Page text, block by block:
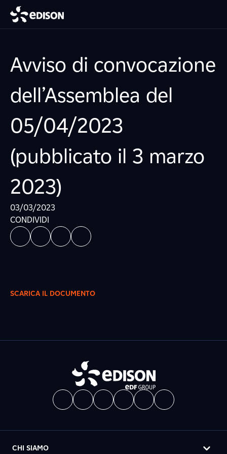
Avviso di convocazione
dell’Assemblea del
05/04/2023
(pubblicato il 3 marzo
2023)
03/03/2023
CONDIVIDI
SCARICA IL DOCUMENTO
CHI SIAMO